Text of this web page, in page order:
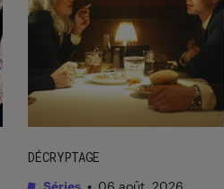
DÉCRYPTAGE
Séries • 06 août. 2026